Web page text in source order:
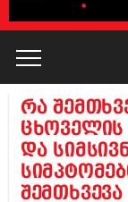
კატალოგი
პოლიტიკა
ინტერვიუები
რა
ცხოველის
და
შემთხვევა